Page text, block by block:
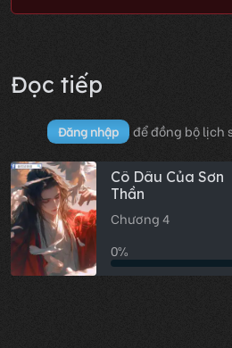
Đọc tiếp
Đăng nhập để đồng bộ lịch
Cô Dâu Của Sơn
Thần
Chương 4
0%